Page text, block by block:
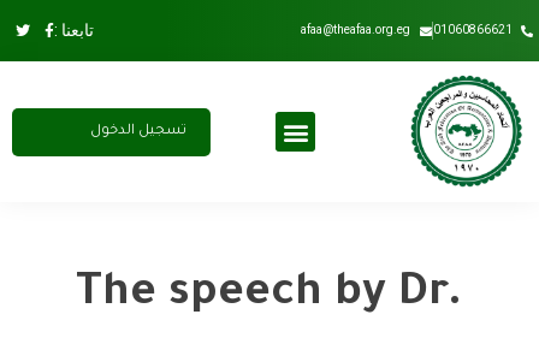
01060866621
afaa@theafaa.org.eg تابعنا :
تسجيل الدخول
The speech by Dr.